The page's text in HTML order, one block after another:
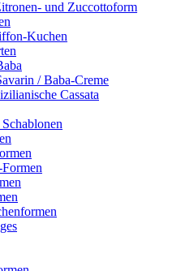
und Zuccottoform
Kuchen
/ Baba-Creme
Cassata